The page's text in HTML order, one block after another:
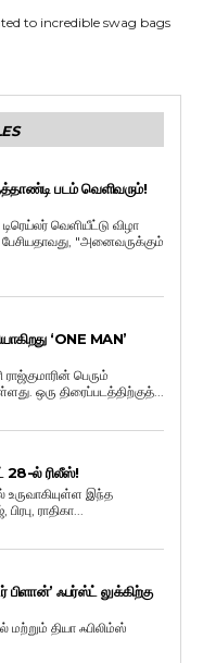
to incredible swag bags
படம் வெளிவரும்!
வெளியீட்டு விழா
‘ONE MAN’
பெரும்
ஒரு திரைப்படத்திற்குத்...
28-ல் ரிலீஸ்!
இந்த
ராதிகா...
ஃபர்ஸ்ட் லுக்கிற்கு
தியா ஃபிலிம்ஸ்